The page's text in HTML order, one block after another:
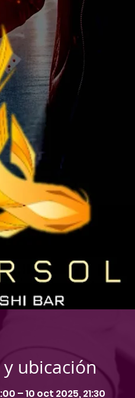
ubicación
– 10 oct 2025, 21:30